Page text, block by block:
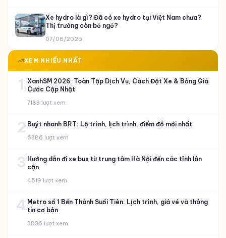
Xe hydro là gì? Đã có xe hydro tại Việt Nam chưa?
Thị trường còn bỏ ngỏ?
07/08/2026
XEM NHIỀU NHẤT
1 XanhSM 2026: Toàn Tập Dịch Vụ, Cách Đặt Xe & Bảng Giá
Cước Cập Nhật
7183 lượt xem
2 Buýt nhanh BRT: Lộ trình, lịch trình, điểm đỗ mới nhất
6386 lượt xem
3 Hướng dẫn đi xe bus từ trung tâm Hà Nội đến các tỉnh lân
cận
4519 lượt xem
4 Metro số 1 Bến Thành Suối Tiên: Lịch trình, giá vé và thông
tin cơ bản
3836 lượt xem